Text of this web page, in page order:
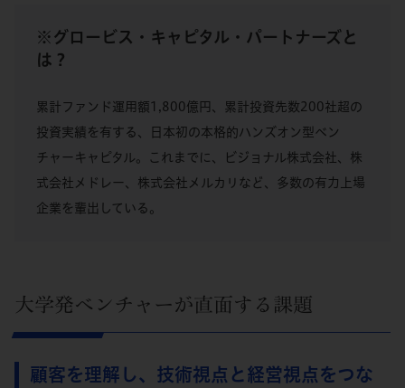
※グロービス・キャピタル・パートナーズと
は？
累計ファンド運用額1,800億円、累計投資先数200社超の
投資実績を有する、日本初の本格的ハンズオン型ベン
チャーキャピタル。これまでに、ビジョナル株式会社、株
式会社メドレー、株式会社メルカリなど、多数の有力上場
企業を輩出している。
大学発ベンチャーが直面する課題
顧客を理解し、技術視点と経営視点をつな